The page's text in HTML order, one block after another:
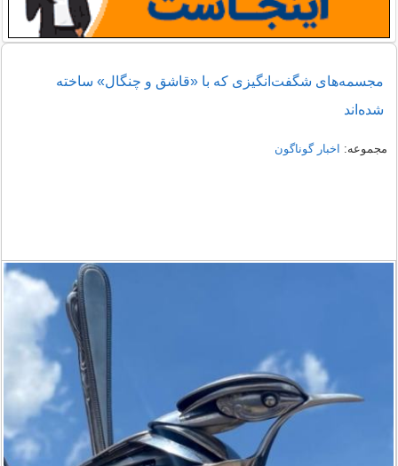
مجسمه‌های شگفت‌انگیزی که با «قاشق و چنگال» ساخته
شده‌اند
مجموعه: اخبار گوناگون